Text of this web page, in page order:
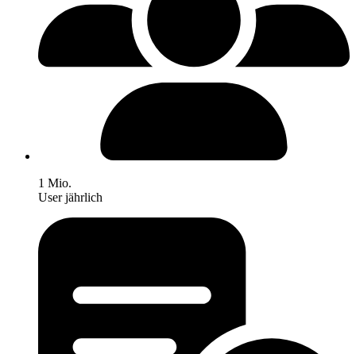
1 Mio.
User jährlich